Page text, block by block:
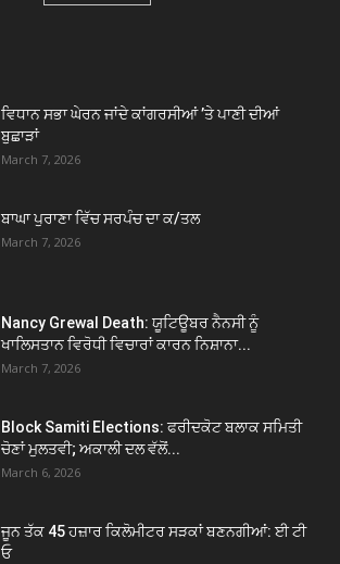
ਵਿਧਾਨ ਸਭਾ ਘੇਰਨ ਜਾਂਦੇ ਕਾਂਗਰਸੀਆਂ ’ਤੇ ਪਾਣੀ ਦੀਆਂ
ਬੁਛਾੜਾਂ
March 7, 2026
ਬਾਘਾ ਪੁਰਾਣਾ ਵਿੱਚ ਸਰਪੰਚ ਦਾ ਕ/ਤਲ
March 7, 2026
Nancy Grewal Death: ਯੂਟਿਊਬਰ ਨੈਨਸੀ ਨੂੰ
ਖਾਲਿਸਤਾਨ ਵਿਰੋਧੀ ਵਿਚਾਰਾਂ ਕਾਰਨ ਨਿਸ਼ਾਨਾ...
March 7, 2026
Block Samiti Elections: ਫਰੀਦਕੋਟ ਬਲਾਕ ਸਮਿਤੀ
ਚੋਣਾਂ ਮੁਲਤਵੀ; ਅਕਾਲੀ ਦਲ ਵੱਲੋਂ...
March 6, 2026
ਜੂਨ ਤੱਕ 45 ਹਜ਼ਾਰ ਕਿਲੋਮੀਟਰ ਸੜਕਾਂ ਬਣਨਗੀਆਂ: ਈ ਟੀ
ਓ